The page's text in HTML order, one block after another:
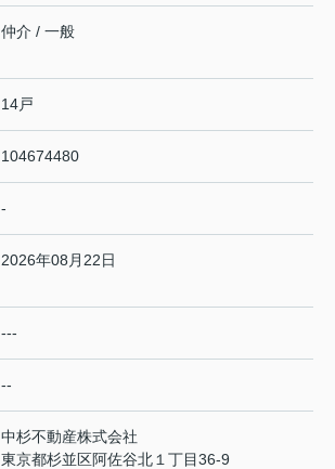
仲介 / 一般
14戸
104674480
-
2026年08月22日
---
--
中杉不動産株式会社
東京都杉並区阿佐谷北１丁目36-9